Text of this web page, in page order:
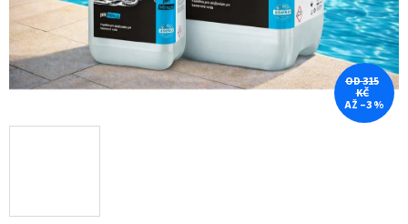
OD 315
KČ
AŽ –3 %